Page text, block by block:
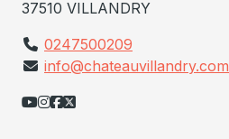
37510 VILLANDRY
0247500209
info@chateauvillandry.com